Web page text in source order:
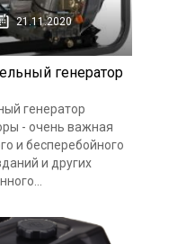
21.11.2020
генератор
генератор
- очень важная
и бесперебойного
и других